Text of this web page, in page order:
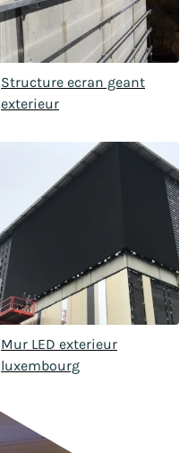
Structure ecran geant
exterieur
Mur LED exterieur
luxembourg